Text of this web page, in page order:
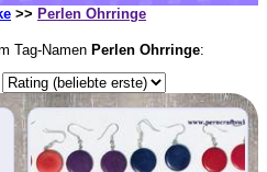
>> Perlen Ohrringe
Tag-Namen Perlen Ohrringe: